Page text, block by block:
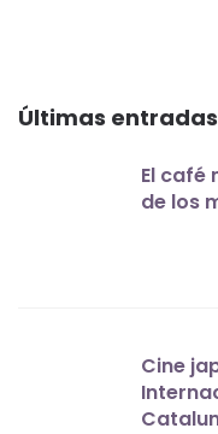
Últimas entradas
El café
de los
Cine